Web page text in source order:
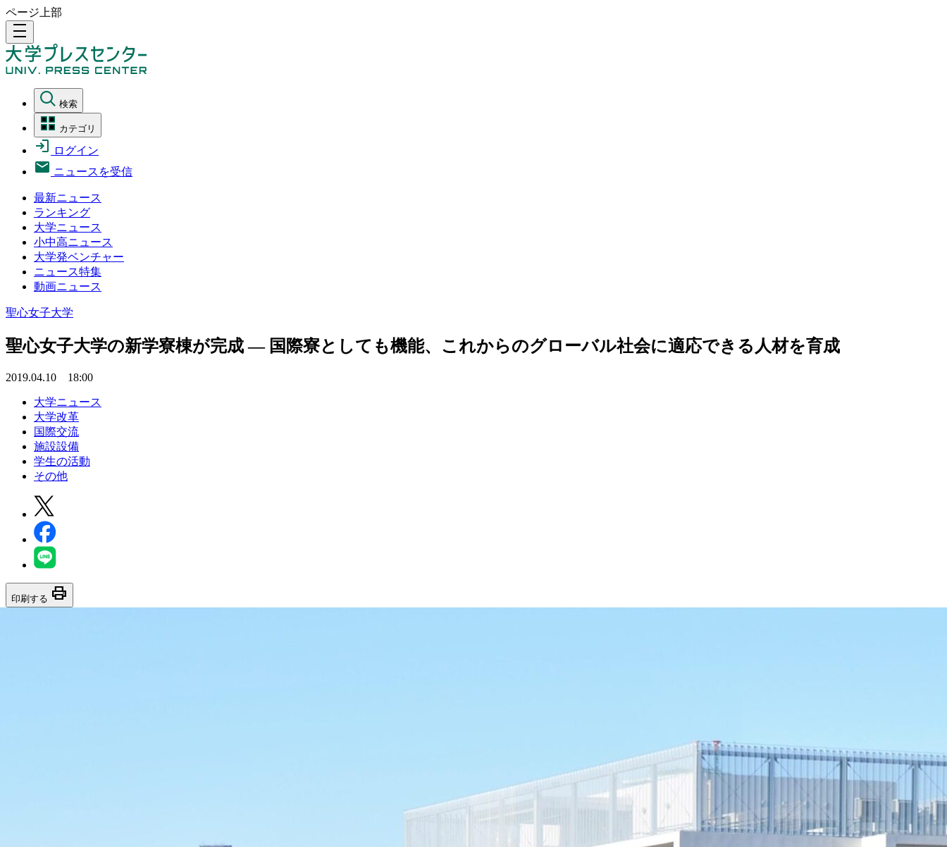
ページ上部
density_medium
検索
カテゴリ
ログイン
ニュースを受信
最新ニュース
ランキング
大学ニュース
小中高ニュース
大学発ベンチャー
ニュース特集
動画ニュース
聖心女子大学
聖心女子大学の新学寮棟が完成 — 国際寮としても機能、これからのグローバル社会に適応できる人材を育成
2019.04.10 18:00
大学ニュース
大学改革
国際交流
施設設備
学生の活動
その他
印刷する print